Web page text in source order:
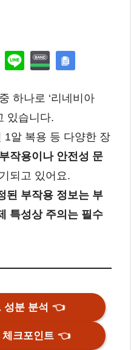
하나로 ‘리네비아
있습니다.
1알 복용 등 다양한 장
부작용이나 안전성 문
되고 있어요.
된 부작용 정보는 부
특성상 주의는 필수
성분 분석👈
체크포인트👈